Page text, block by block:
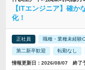
【ITエンジニア】確
化！
正社員 職種・業種未経験
第二新卒歓迎 転勤なし
情報更新日：2026/08/07 終了